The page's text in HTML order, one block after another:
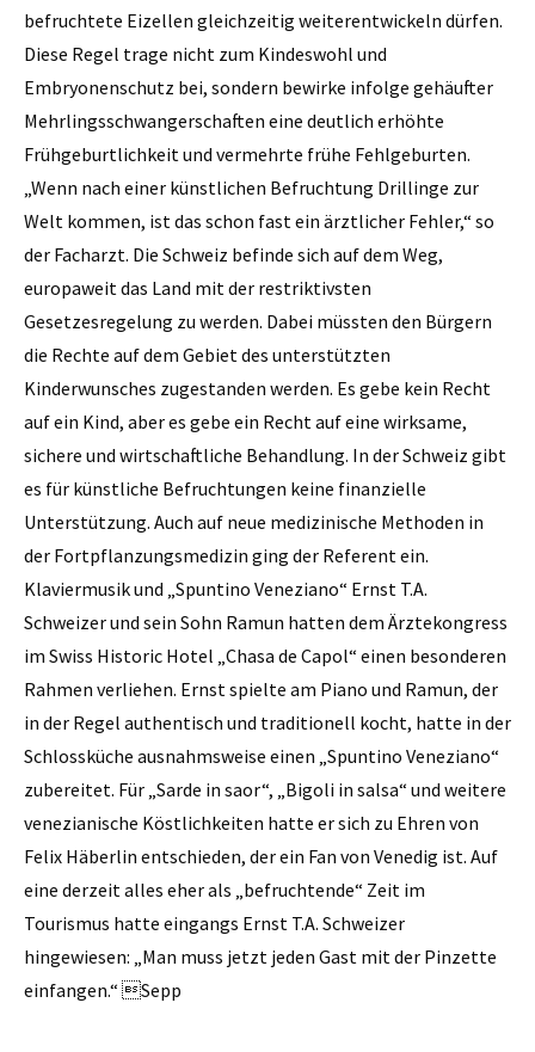
befruchtete Eizellen gleichzeitig weiterentwickeln dürfen.
Diese Regel trage nicht zum Kindeswohl und
Embryonenschutz bei, sondern bewirke infolge gehäufter
Mehrlingsschwangerschaften eine deutlich erhöhte
Frühgeburtlichkeit und vermehrte frühe Fehlgeburten.
„Wenn nach einer künstlichen Befruchtung Drillinge zur
Welt kommen, ist das schon fast ein ärztlicher Fehler,“ so
der Facharzt. Die Schweiz befinde sich auf dem Weg,
europaweit das Land mit der restriktivsten
Gesetzesregelung zu werden. Dabei müssten den Bürgern
die Rechte auf dem Gebiet des unterstützten
Kinderwunsches zugestanden werden. Es gebe kein Recht
auf ein Kind, aber es gebe ein Recht auf eine wirksame,
sichere und wirtschaftliche Behandlung. In der Schweiz gibt
es für künstliche Befruchtungen keine finanzielle
Unterstützung. Auch auf neue medizinische Methoden in
der Fortpflanzungsmedizin ging der Referent ein.
Klaviermusik und „Spuntino Veneziano“ Ernst T.A.
Schweizer und sein Sohn Ramun hatten dem Ärztekongress
im Swiss Historic Hotel „Chasa de Capol“ einen besonderen
Rahmen verliehen. Ernst spielte am Piano und Ramun, der
in der Regel authentisch und traditionell kocht, hatte in der
Schlossküche ausnahmsweise einen „Spuntino Veneziano“
zubereitet. Für „Sarde in saor“, „Bigoli in salsa“ und weitere
venezianische Köstlichkeiten hatte er sich zu Ehren von
Felix Häberlin entschieden, der ein Fan von Venedig ist. Auf
eine derzeit alles eher als „befruchtende“ Zeit im
Tourismus hatte eingangs Ernst T.A. Schweizer
hingewiesen: „Man muss jetzt jeden Gast mit der Pinzette
einfangen.“ Sepp